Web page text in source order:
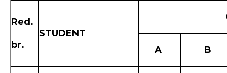
Red.
br.
STUDENT
O C J
A B